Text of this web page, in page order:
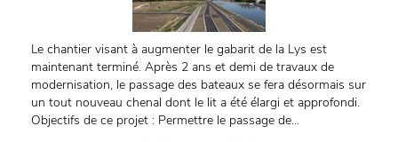
Le chantier visant à augmenter le gabarit de la Lys est
maintenant terminé. Après 2 ans et demi de travaux de
modernisation, le passage des bateaux se fera désormais sur
un tout nouveau chenal dont le lit a été élargi et approfondi.
Objectifs de ce projet : Permettre le passage de...